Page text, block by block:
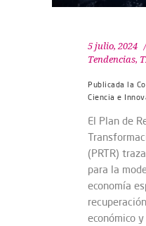
5 julio, 2024
Tendencias,
Publicada la
Ciencia e
El Plan de
(PRTR)
para la
economía
económico